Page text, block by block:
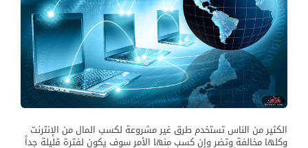
الكثير من الناس تستخدم طرق غير مشروعة لكسب المال من الإنترنت
وكلها مخالفة وتضر وإن كسب منها الأمر سوف يكون لفترة قليلة جداً